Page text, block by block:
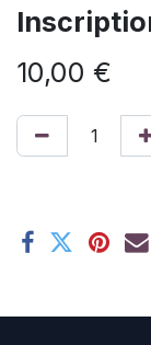
10,00 €